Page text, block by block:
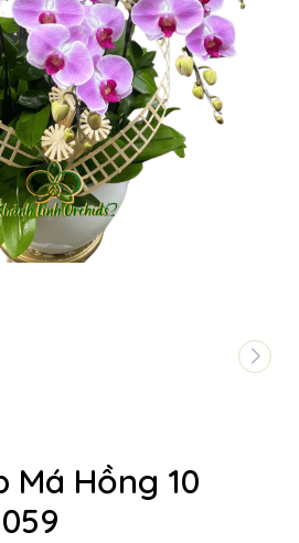
Má Hồng 10